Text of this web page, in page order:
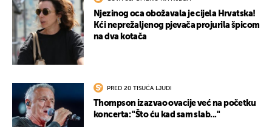
Njezinog oca obožavala je cijela Hrvatska!
Kći neprežaljenog pjevača projurila špicom
na dva kotača
PRED 20 TISUĆA LJUDI
Thompson izazvao ovacije već na početku
koncerta: "Što ću kad sam slab..."